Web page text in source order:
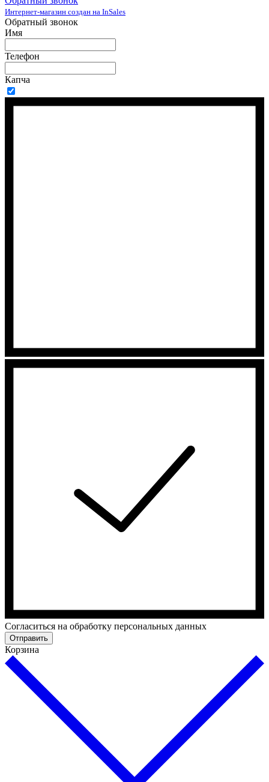
Интернет-магазин создан на InSales
Обратный звонок
Имя
Телефон
Капча
Cогласиться на обработку персональных данных
Отправить
Корзина